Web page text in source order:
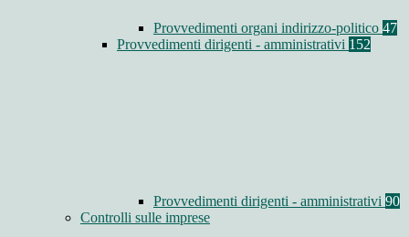
Provvedimenti organi indirizzo-politico 47
Provvedimenti dirigenti - amministrativi 152
Provvedimenti dirigenti - amministrativi 90
Controlli sulle imprese